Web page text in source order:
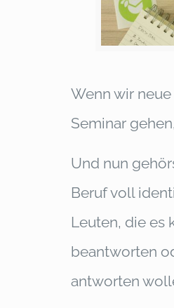
Wenn wir
Seminar
Und nun
Beruf voll
Leuten, die es
beantworten
antworten